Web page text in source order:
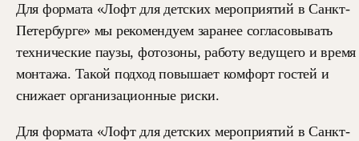
Для формата «Лофт для детских мероприятий в Санкт-
Петербурге» мы рекомендуем заранее согласовывать
технические паузы, фотозоны, работу ведущего и время
монтажа. Такой подход повышает комфорт гостей и
снижает организационные риски.
Для формата «Лофт для детских мероприятий в Санкт-